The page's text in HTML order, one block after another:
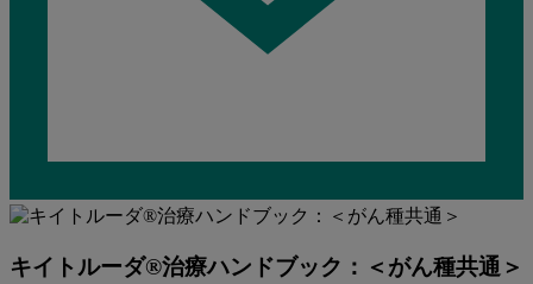
キイトルーダ®治療ハンドブック：＜がん種共通＞